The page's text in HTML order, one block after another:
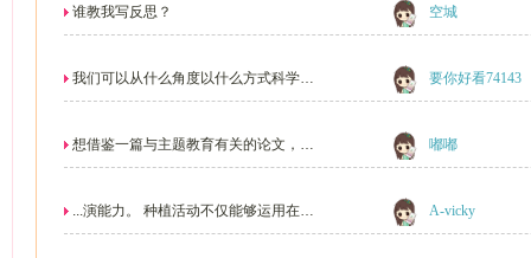
谁教我写反思？ 空城
我们可以从什么角度以什么方式科学的 要你好看74143
想借鉴一篇与主题教育有关的论文，有 嘟嘟
...演能力。 种植活动不仅能够运用在我 A-vicky